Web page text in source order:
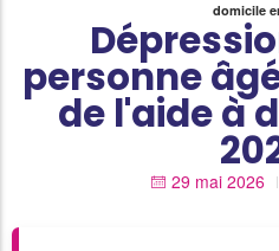
domicile
personne
de l'aide à
29 mai 2026